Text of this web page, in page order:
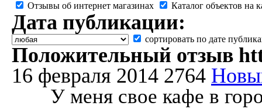
Отзывы об интернет магазинах Каталог объектов на
Дата публикации:
сортировать по дате
Положительный отзыв
16 февраля 2014 2764
У меня свое кафе в